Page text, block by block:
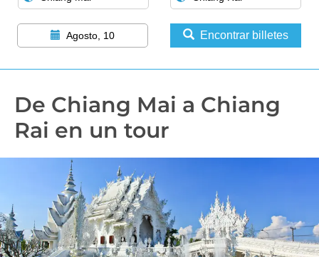
Agosto, 10 Encontrar billetes
De Chiang Mai a Chiang
Rai en un tour